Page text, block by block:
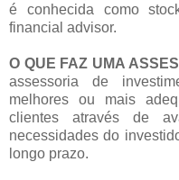
é conhecida como
financial advisor.
O QUE FAZ UMA
assessoria de
melhores ou mais
clientes através de
necessidades do
longo prazo.